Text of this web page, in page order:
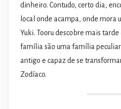
dinheiro. Contudo, certo dia,
local onde acampa, onde mora
Yuki. Tooru descobre mais tarde
família são uma família
antigo e capaz de se
Zodíaco.